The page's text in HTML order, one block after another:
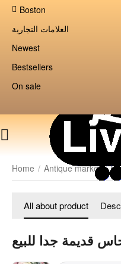
Boston
العلامات التجارية
Newest
Bestsellers
On sale
Home / Antique market /
All about product
قديمة جدا للبيع